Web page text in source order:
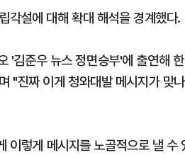
각설에 대해 확대 해석을 경계했다.
김준우 뉴스 정면승부'에 출연해
"진짜 이게 청와대발 메시지가 맞
이렇게 메시지를 노골적으로 낼 수